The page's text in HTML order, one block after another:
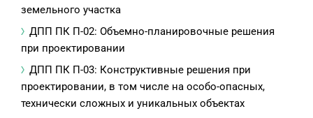
земельного участка
ДПП ПК П-02: Объемно-планировочные решения
при проектировании
ДПП ПК П-03: Конструктивные решения при
проектировании, в том числе на особо-опасных,
технически сложных и уникальных объектах